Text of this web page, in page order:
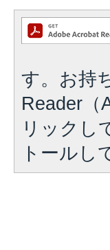
す。お持
Reader（
リックし
トールし